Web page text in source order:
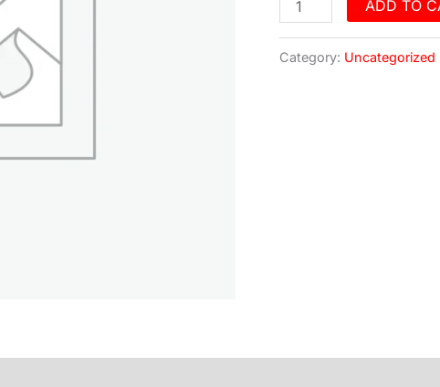
ADD TO
Category: Uncategorized